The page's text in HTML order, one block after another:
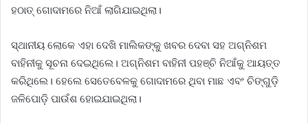
ହଠାତ୍ ଗୋଦାମରେ ନିଆଁ ଲାଗିଯାଇଥିଲା।
ସ୍ଥାନୀୟ ଲୋକେ ଏହା ଦେଖି ମାଲିକଙ୍କୁ ଖବର ଦେବା ସହ ଅଗ୍ନିଶମ
ବାହିନୀକୁ ସୂଚନା ଦେଇଥିଲେ। ଅଗ୍ନିଶମ ବାହିନୀ ପହଞ୍ଚି ନିଆଁକୁ ଆୟତ୍ତ
କରିଥିଲେ। ହେଲେ ସେତେବେଳକୁ ଗୋଦାମରେ ଥିବା ମାଛ ଏବଂ ଚିଙ୍ଗୁଡ଼ି
ଜଳିପୋଡ଼ି ପାଉଁଶ ହୋଇଯାଇଥିଲା।